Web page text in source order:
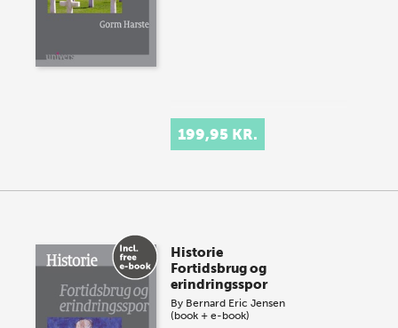
199,95 KR.
Historie
Fortidsbrug og
erindringsspor
By Bernard Eric Jensen
(book + e-book)